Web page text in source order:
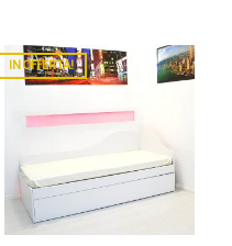
IN OFFERTA!